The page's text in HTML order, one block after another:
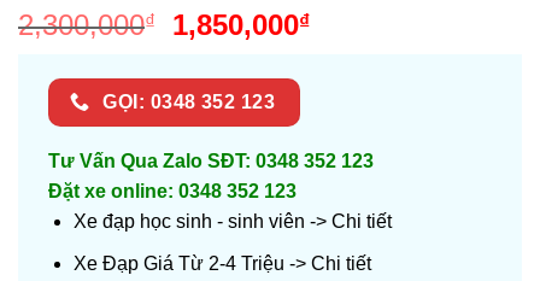
2,300,000₫
Giá
là:
2,300,000₫.
1,850,000₫Giá
GỌI: 0348 352 123
Tư Vấn Qua Zalo SĐT: 0348 352 123
Đặt xe online: 0348 352 123
Xe đạp học sinh - sinh viên -> Chi tiết
Xe Đạp Giá Từ 2-4 Triệu -> Chi tiết